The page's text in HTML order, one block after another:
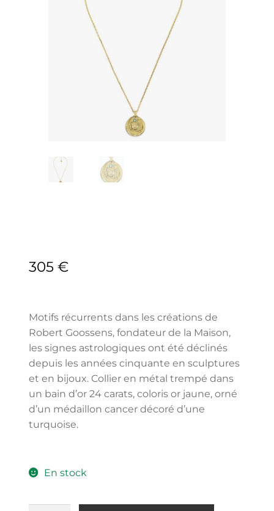
305 €
Motifs récurrents dans les créations de
Robert Goossens, fondateur de la Maison,
les signes astrologiques ont été déclinés
depuis les années cinquante en sculptures
et en bijoux. Collier en métal trempé dans
un bain d’or 24 carats, coloris or jaune, orné
d’un médaillon cancer décoré d’une
turquoise.
En stock